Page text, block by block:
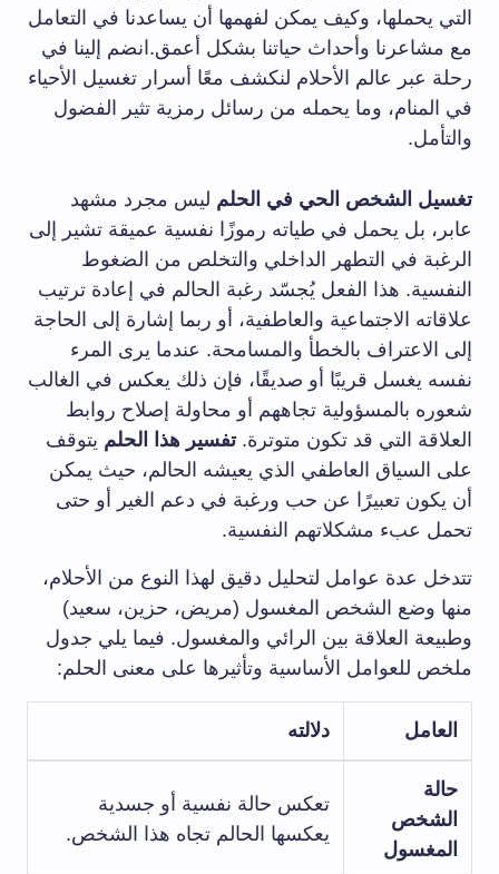
التي يحملها، وكيف يمكن لفهمها أن يساعدنا في التعامل
مع مشاعرنا وأحداث حياتنا بشكل أعمق.انضم إلينا في
رحلة عبر عالم الأحلام لنكشف معًا أسرار تغسيل الأحياء
في المنام، وما يحمله من رسائل رمزية تثير الفضول
والتأمل.
تغسيل الشخص الحي في الحلم ليس مجرد مشهد
عابر، بل يحمل في طياته رموزًا نفسية عميقة تشير إلى
الرغبة في التطهر الداخلي والتخلص من الضغوط
النفسية. هذا الفعل يُجسّد رغبة الحالم في إعادة ترتيب
علاقاته الاجتماعية والعاطفية، أو ربما إشارة إلى الحاجة
إلى الاعتراف بالخطأ والمسامحة. عندما يرى المرء
نفسه يغسل قريبًا أو صديقًا، فإن ذلك يعكس في الغالب
شعوره بالمسؤولية تجاههم أو محاولة إصلاح روابط
العلاقة التي قد تكون متوترة.تفسير هذا الحلم يتوقف
على السياق العاطفي الذي يعيشه الحالم، حيث يمكن
أن يكون تعبيرًا عن حب ورغبة في دعم الغير أو حتى
تحمل عبء مشكلاتهم النفسية.
تتدخل عدة عوامل لتحليل دقيق لهذا النوع من الأحلام،
منها وضع الشخص المغسول (مريض، حزين، سعيد)
وطبيعة العلاقة بين الرائي والمغسول. فيما يلي جدول
ملخص للعوامل الأساسية وتأثيرها على معنى الحلم:
العامل دلالته
حالة
الشخص
المغسول
تعكس حالة نفسية أو جسدية
يعكسها الحالم تجاه هذا الشخص.